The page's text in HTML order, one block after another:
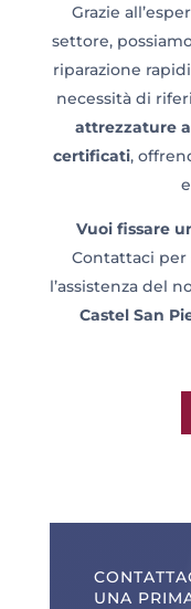
Grazie
settore,
riparazione
necessità di
attrezzature
certificati,
Vuoi fissare
Contattaci
l’assistenza del
Castel San
UNA